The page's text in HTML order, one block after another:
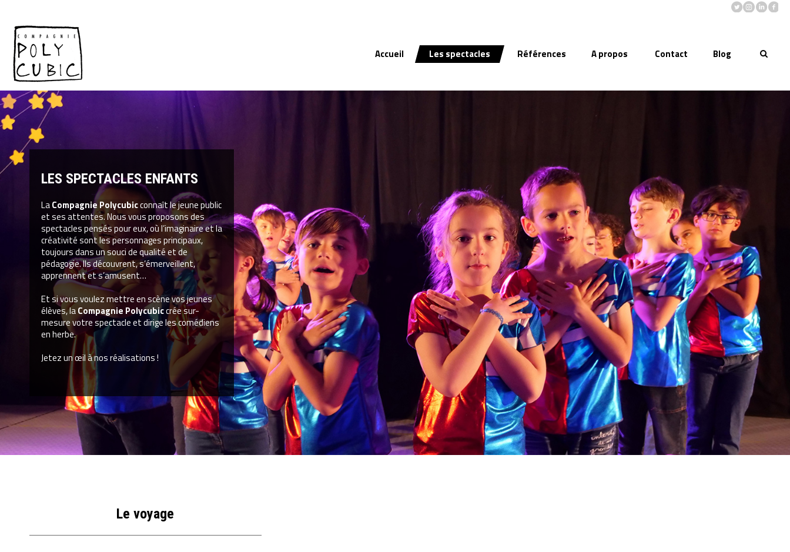
Accueil Les spectacles Références A propos Contact Blog
LES SPECTACLES ENFANTS
LaCompagnie Polycubicconnaît le jeune public
et ses attentes. Nous vous proposons des
spectacles pensés pour eux, où l’imaginaire et la
créativité sont les personnages principaux,
toujours dans un souci de qualité et de
pédagogie. Ils découvrent, s’émerveillent,
apprennent et s’amusent…
Et si vous voulez mettre en scène vos jeunes
élèves, laCompagnie Polycubiccrée sur-
mesure votre spectacle et dirige les comédiens
en herbe.
Jetez un œil à nos réalisations !
Le voyage